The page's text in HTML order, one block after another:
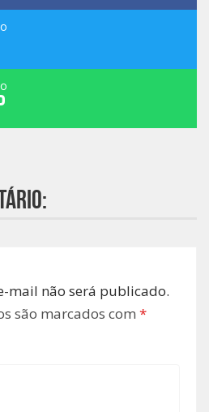
mail não será publicado.
são marcados com *